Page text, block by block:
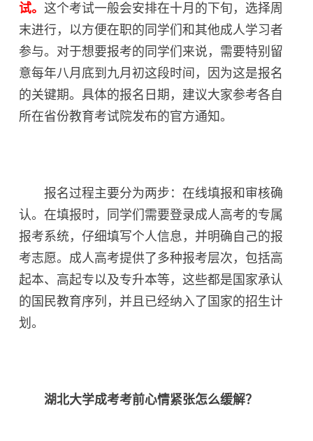
试。 这个考试一般会安排在十月的下旬，选择周
末进行，以方便在职的同学们和其他成人学习者
参与。对于想要报考的同学们来说，需要特别留
意每年八月底到九月初这段时间，因为这是报名
的关键期。具体的报名日期，建议大家参考各自
所在省份教育考试院发布的官方通知。
报名过程主要分为两步：在线填报和审核确
认。在填报时，同学们需要登录成人高考的专属
报考系统，仔细填写个人信息，并明确自己的报
考志愿。成人高考提供了多种报考层次，包括高
起本、高起专以及专升本等，这些都是国家承认
的国民教育序列，并且已经纳入了国家的招生计
划。
湖北大学成考考前心情紧张怎么缓解？